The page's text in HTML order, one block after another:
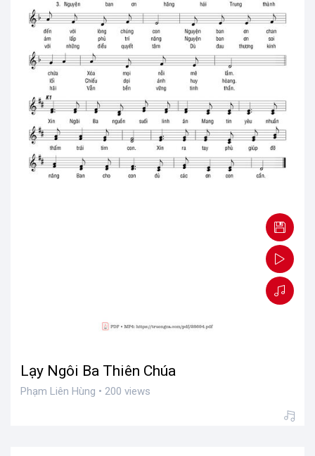
Lạy Ngôi Ba Thiên Chúa
Phạm Liên Hùng • 200 views